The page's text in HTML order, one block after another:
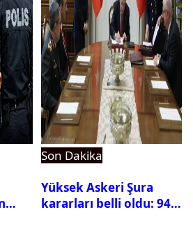
Son Dakika
Yüksek Askeri Şura
kararları belli oldu: 94